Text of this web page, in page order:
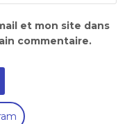
et mon site dans
commentaire.